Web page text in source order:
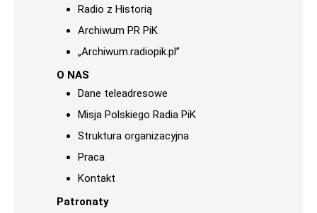
Radio z Historią
Archiwum PR PiK
„Archiwum.radiopik.pl”
O NAS
Dane teleadresowe
Misja Polskiego Radia PiK
Struktura organizacyjna
Praca
Kontakt
Patronaty